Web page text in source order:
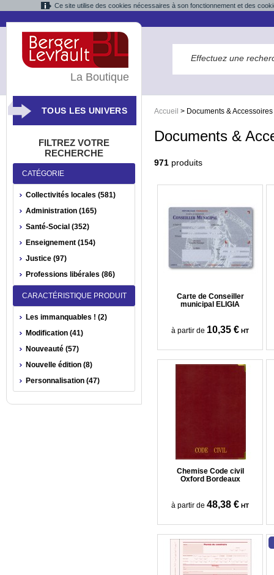
Ce site utilise des cookies nécessaires à son fonctionnement et des
Accueil > Documents & Accessoires
Documents &
971 produits
Carte de Conseiller
municipal ELIGIA
à partir de 10,35 € HT
Chemise Code civil
Oxford Bordeaux
à partir de 48,38 € HT
La Boutique
TOUS LES UNIVERS
FILTREZ VOTRE
RECHERCHE
CATÉGORIE
Collectivités locales (581)
Administration (165)
Santé-Social (352)
Enseignement (154)
Justice (97)
Professions libérales (86)
CARACTÉRISTIQUE PRODUIT
Les immanquables ! (2)
Modification (41)
Nouveauté (57)
Nouvelle édition (8)
Personnalisation (47)